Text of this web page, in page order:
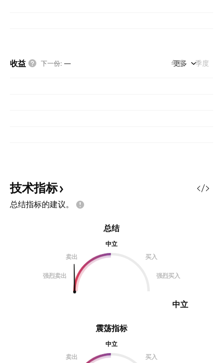
收益 下一份: — 年度 季度
更多
技术指标
总结指标的建议。
震荡指标
中立
卖出
买入
总结
中立
卖出
买入
强烈卖出 强烈买入
中立